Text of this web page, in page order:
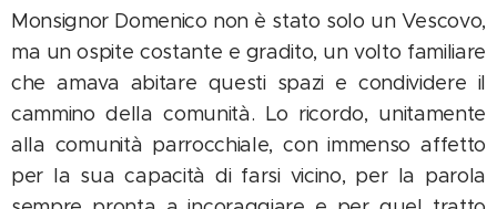
Monsignor Domenico non è stato solo un Vescovo,
ma un ospite costante e gradito, un volto familiare
che amava abitare questi spazi e condividere il
cammino della comunità. Lo ricordo, unitamente
alla comunità parrocchiale, con immenso affetto
per la sua capacità di farsi vicino, per la parola